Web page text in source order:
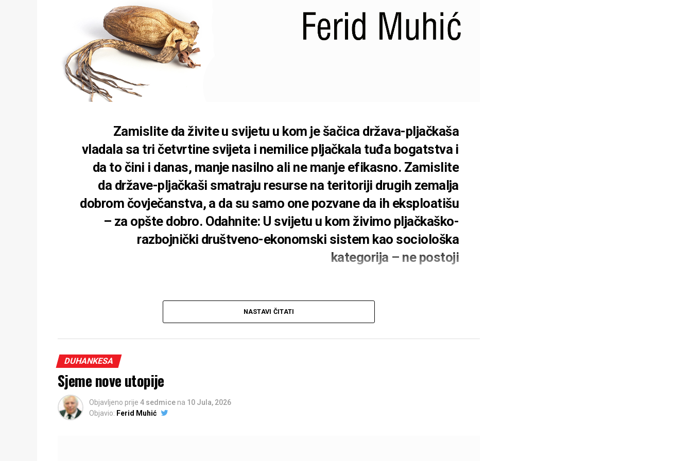
Zamislite da živite u svijetu u kom je šačica država-pljačkaša
vladala sa tri četvrtine svijeta i nemilice pljačkala tuđa bogatstva i
da to čini i danas, manje nasilno ali ne manje efikasno. Zamislite
da države-pljačkaši smatraju resurse na teritoriji drugih zemalja
dobrom čovječanstva, a da su samo one pozvane da ih eksploatišu
– za opšte dobro. Odahnite: U svijetu u kom živimo pljačkaško-
razbojnički društveno-ekonomski sistem kao sociološka
kategorija – ne postoji
Zamislite da živite u svijetu u kom postoji jedan društveno-ekonomski sistem koji, iz nekog
razloga, nije notiran ni u jednoj sociološkoj kategorizaciji. Ako ste pomislili da je riječ o
egzotičnoj društveno-ekonomskoj zajednici, o nekakvom plemenu skrivenom u prašumama
Amazona, Bornea ili Nove Gvineje, koje je čudom do danas ostalo neregistrovano – koliko
god ta pretpostavka bila nevjerovatna u svijetu čiji je svaki kvadratni kilometar mapiran i
pod nadzorom stotina satelita koji zuje oko ove naše planete! – prevarili ste se.
NASTAVI ČITATI
DUHANKESA
Sjeme nove utopije
Objavljeno prije 4 sedmice na 10 Jula, 2026
Objavio: Ferid Muhić